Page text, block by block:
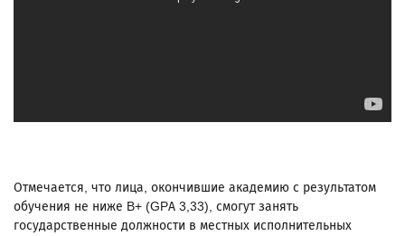
Отмечается, что лица, окончившие академию с результатом
обучения не ниже B+ (GPA 3,33), смогут занять
государственные должности в местных исполнительных